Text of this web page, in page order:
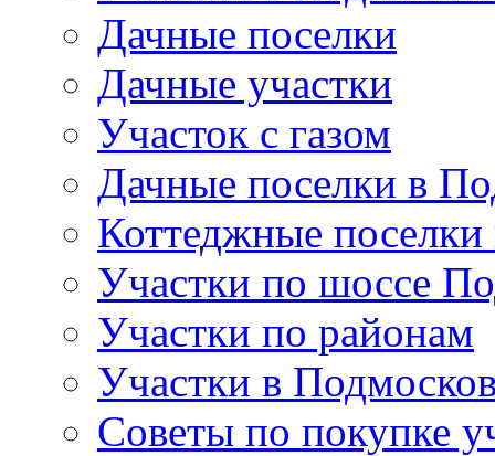
Дачные поселки
Дачные участки
Участок с газом
Дачные поселки в
Коттеджные
Участки по шоссе
Участки по районам
Участки в
Советы по покупке